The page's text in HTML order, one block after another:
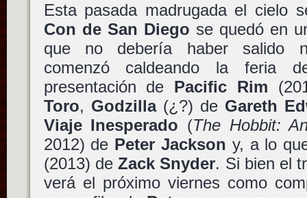
Esta pasada madrugada el
Con de San Diego se quedó en
que no debería haber salido
comenzó caldeando la feria
presentación de Pacific Rim
Toro, Godzilla(¿?) de Gareth
Viaje Inesperado (The Hobbit:
2012) de Peter Jackson y, a lo
(2013) deZack Snyder. Si bien el
verá el próximo viernes como